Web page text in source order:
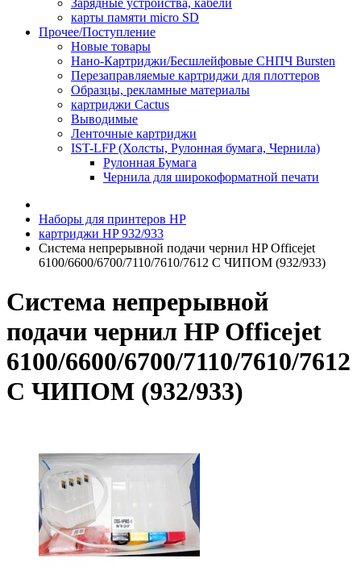
Зарядные устройства, кабели
карты памяти micro SD
Прочее/Поступление
Новые товары
Нано-Картриджи/Бесшлейфовые СНПЧ Bursten
Перезаправляемые картриджи для плоттеров
Образцы, рекламные материалы
картриджи Cactus
Выводимые
Ленточные картриджи
IST-LFP (Холсты, Рулонная бумага, Чернила)
Рулонная Бумага
Чернила для широкоформатной печати
Наборы для принтеров HP
картриджи HP 932/933
Система непрерывной подачи чернил HP Officejet
6100/6600/6700/7110/7610/7612 С ЧИПОМ (932/933)
Система непрерывной
подачи чернил HP Officejet
6100/6600/6700/7110/7610/7612
С ЧИПОМ (932/933)